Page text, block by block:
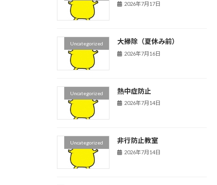
2026年7月17日
Uncategorized 大掃除（夏休み前）
2026年7月16日
Uncategorized 熱中症防止
2026年7月14日
Uncategorized 非行防止教室
2026年7月14日